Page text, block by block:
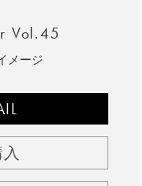
Vol.45
メージ